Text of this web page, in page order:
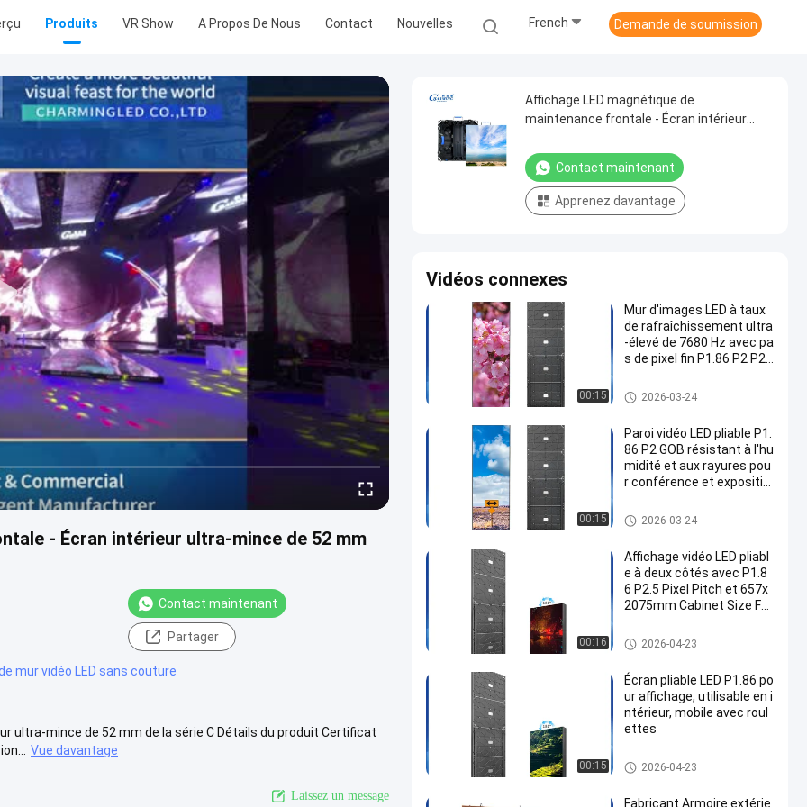
Produits VR Show A Propos De Nous Contact Nouvelles French Demande de soumission
- Écran intérieur ultra-mince de 52 mm
Contact maintenant
Partager
mur vidéo LED sans couture
ultra-mince de 52 mm de la série C Détails du produit Certificat
Vue davantage
Laissez un message
Affichage LED magnétique de
maintenance frontale - Écran intérieur
Contact maintenant
Apprenez davantage
Vidéos connexes
00:15
Mur d'images LED à taux
de rafraîchissement ultra
-élevé de 7680 Hz avec pa
s de pixel fin P1.86 P2 P2.
e
Affichage de mur vidéo LED
2026-03-24
00:15
Paroi vidéo LED pliable P1.
86 P2 GOB résistant à l'hu
midité et aux rayures pou
r conférence et expositio
Affichage de mur vidéo LED
2026-03-24
00:16
Affichage vidéo LED pliabl
e à deux côtés avec P1.8
6 P2.5 Pixel Pitch et 657x
2075mm Cabinet Size Fe
Affichage de mur vidéo LED
2026-04-23
00:15
Écran pliable LED P1.86 po
ur affichage, utilisable en i
ntérieur, mobile avec roul
ettes
Affichage de mur vidéo LED
2026-04-23
Fabricant Armoire extérie